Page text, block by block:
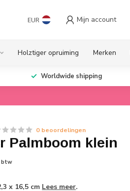
EUR Mijn account
Holztiger opruiming Merken
Worldwide shipping
0 beoordelingen
Palmboom klein
btw
x 16,5 cm Lees meer.